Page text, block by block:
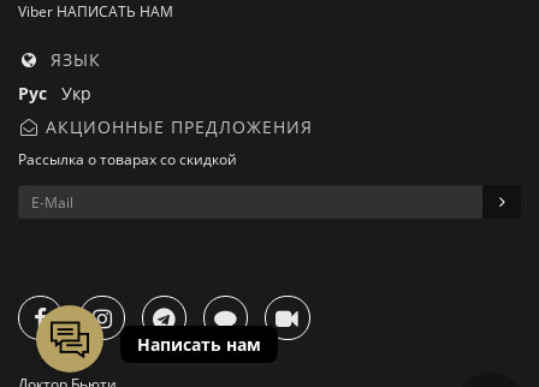
Viber НАПИСАТЬ НАМ
ЯЗЫК
Рус Укр
АКЦИОННЫЕ ПРЕДЛОЖЕНИЯ
Рассылка о товарах со скидкой